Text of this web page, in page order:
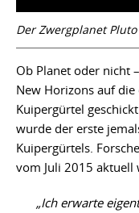
Der Zwergplanet Pluto
Ob Planet oder nicht
New Horizons auf die
Kuipergürtel
wurde der erste
Kuipergürtels.
vom Juli 2015 aktuell
„Ich erwarte